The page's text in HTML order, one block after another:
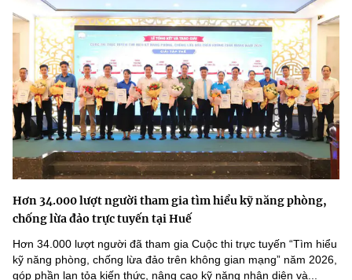
Hơn 34.000 lượt người tham gia tìm hiểu kỹ năng phòng,
chống lừa đảo trực tuyến tại Huế
Hơn 34.000 lượt người đã tham gia Cuộc thi trực tuyến “Tìm hiểu
kỹ năng phòng, chống lừa đảo trên không gian mạng” năm 2026,
góp phần lan tỏa kiến thức, nâng cao kỹ năng nhận diện và...